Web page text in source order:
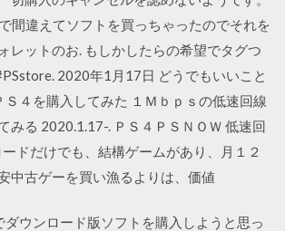
間違えてソフトを買っちゃったのでそれを
レットのお. もしかしたらの希望でタグつ
2020年1月17日 どうでもいいこと
４を購入してみた １Ｍｂｐｓの低速回線
みる 2020.1.17-. ＰＳ４ＰＳＮＯＷ 低速回
ドだけでも、結構ゲームがあり、月１２
中古ゲーを買い漁るよりは、価値
ウンロード版ソフトを購入しようと思っ